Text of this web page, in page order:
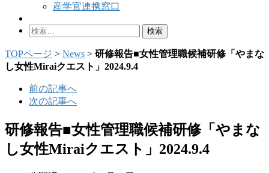
産学官連携窓口
検
TOPページ > News > 研修報告■女性管理職候補研修「やまな
し女性Miraiクエスト」2024.9.4
前の記事へ
次の記事へ
研修報告■女性管理職候補研修「やまな
し女性Miraiクエスト」2024.9.4